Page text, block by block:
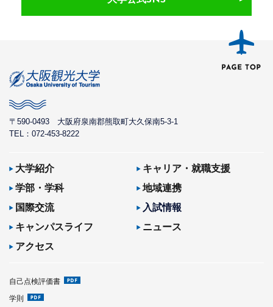
〒590-0493 大阪府泉南郡熊取町大久保南5-3-1
TEL：072-453-8222
大学紹介
キャリア・就職支援
学部・学科
地域連携
国際交流
入試情報
キャンパスライフ
ニュース
アクセス
自己点検評価書
学則